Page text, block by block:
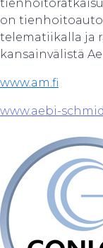
on
telematiikalla ja
kansainvälistä
www.am.fi
www.aebi-